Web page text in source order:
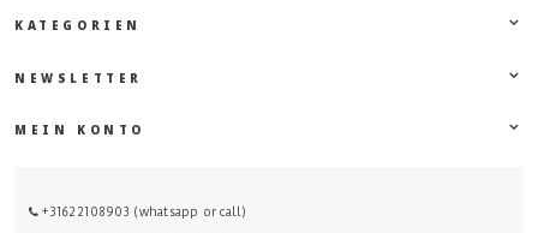
KATEGORIEN
NEWSLETTER
MEIN KONTO
+31622108903 (whatsapp or call)